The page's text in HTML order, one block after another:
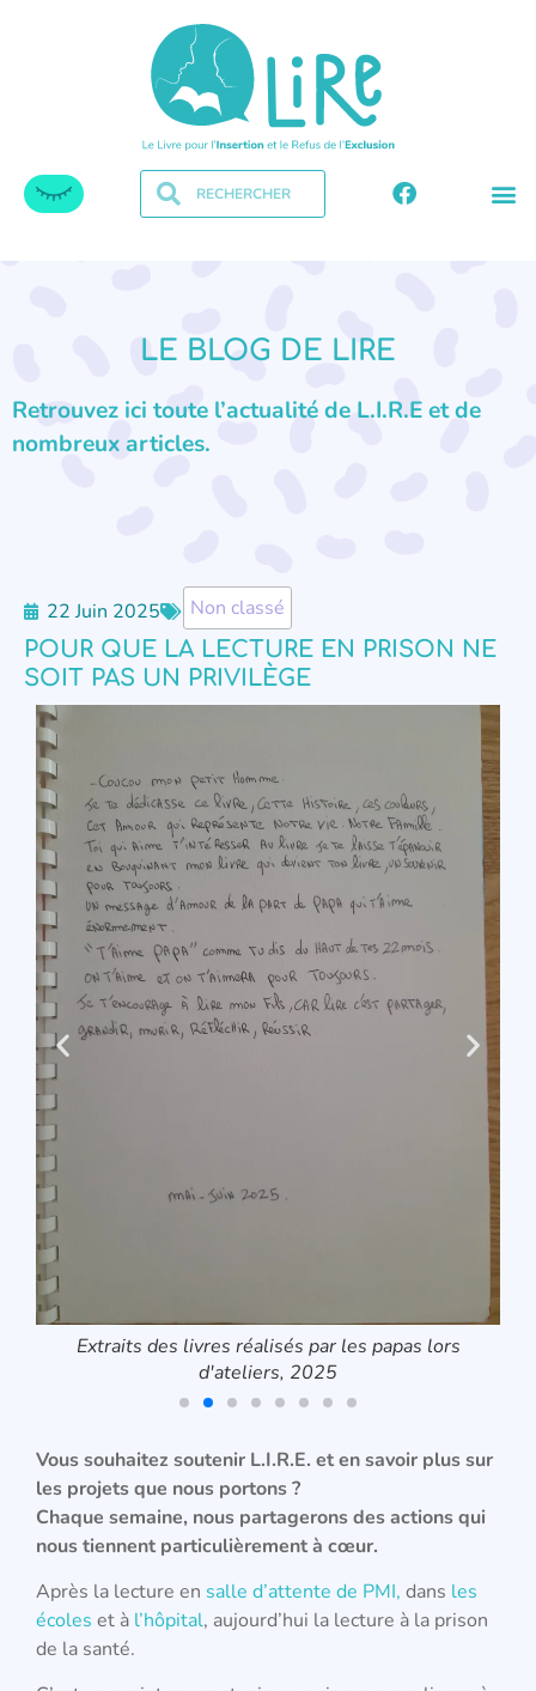
LE BLOG DE LIRE
Retrouvez ici toute l’actualité de L.I.R.E et de
nombreux articles.
22 Juin 2025 Non classé
POUR QUE LA LECTURE EN PRISON NE
SOIT PAS UN PRIVILÈGE
Extraits des livres réalisés par les papas lors
d'ateliers, 2025
Vous souhaitez soutenir L.I.R.E. et en savoir plus sur
les projets que nous portons ?
Chaque semaine, nous partagerons des actions qui
nous tiennent particulièrement à cœur.
Après la lecture en salle d’attente de PMI, dans les
écoles et à l’hôpital, aujourd’hui la lecture à la prison
de la santé.